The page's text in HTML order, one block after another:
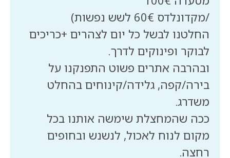
החלטנו לבשל כל יום לצהרים +כריכים
ובהרבה אתרים פשוט התפנקנו על
בירה/קפה, גלידה/קינוחים בהחלט
ככה שהמחצלת שימשה אותנו בכל
מקום לנוח לאכול, לנשנש ובחופים